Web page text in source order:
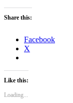
Share this:
Facebook
X
Like this:
Loading...